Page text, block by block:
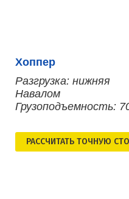
Хоппер
Разгрузка: нижняя
Навалом
Грузоподъемность:
РАСCЧИТАТЬ ТОЧНУЮ